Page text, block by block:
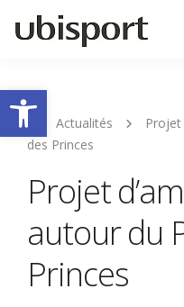
Ouvrir la
Actualités
des Princes
Projet
autour du
Princes